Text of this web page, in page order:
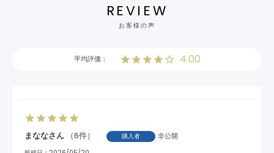
REVIEW
お客様の声
4.00
まなな 6 購入者 非公開